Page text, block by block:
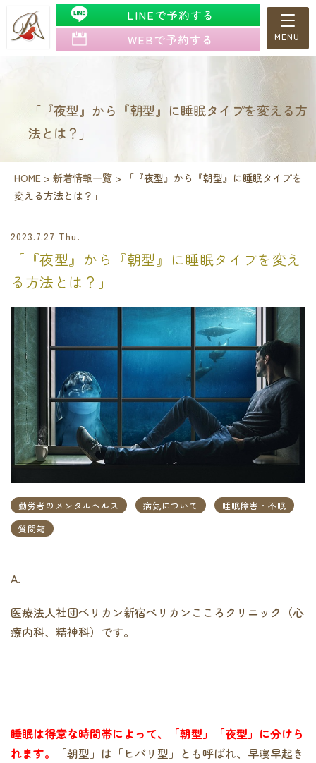
LINEで予約する
WEBで予約する
「『夜型』から『朝型』に睡眠タイプを変える方
法とは？」
HOME > 新着情報一覧 >
「『夜型』から『朝型』に睡眠タイプを
変える方法とは？」
2023.7.27 Thu.
「『夜型』から『朝型』に睡眠タイプを変え
る方法とは？」
勤労者のメンタルヘルス 病気について
睡眠障害・不眠
質問箱
A.
医療法人社団ペリカン新宿ペリカンこころクリニック（心
療内科、精神科）です。
睡眠は得意な時間帯によって、「朝型」「夜型」に分けら
れます。
「朝型」は「ヒバリ型」とも呼ばれ、早寝早起き